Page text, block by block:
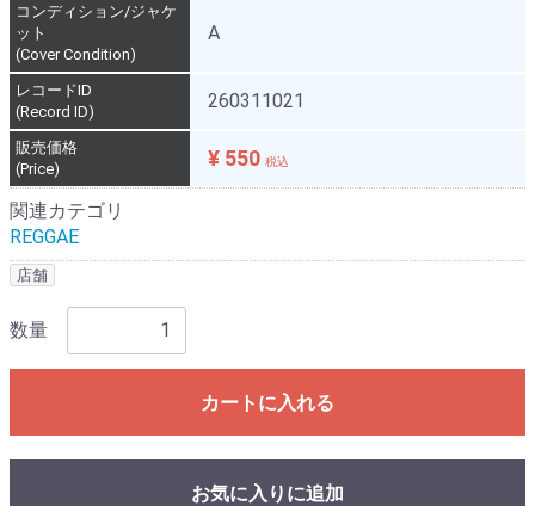
コンディション/ジャケ
ット
(Cover Condition)
A
レコードID
(Record ID)
260311021
販売価格
(Price)
¥ 550 税込
関連カテゴリ
REGGAE
店舗
数量
カートに入れる
お気に入りに追加